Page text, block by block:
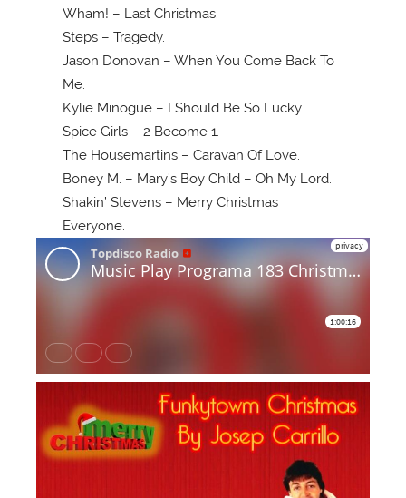
Wham! – Last Christmas.
Steps – Tragedy.
Jason Donovan – When You Come Back To
Me.
Kylie Minogue – I Should Be So Lucky
Spice Girls – 2 Become 1.
The Housemartins – Caravan Of Love.
Boney M. – Mary’s Boy Child – Oh My Lord.
Shakin’ Stevens – Merry Christmas
Everyone.